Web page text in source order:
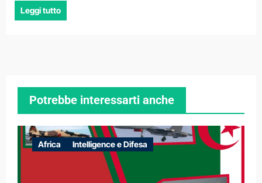
Leggi tutto
Potrebbe interessarti anche
Africa Intelligence e Difesa